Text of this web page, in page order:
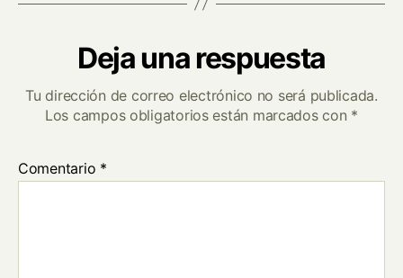
Deja una respuesta
Tu dirección de correo electrónico no será publicada.
Los campos obligatorios están marcados con *
Comentario *